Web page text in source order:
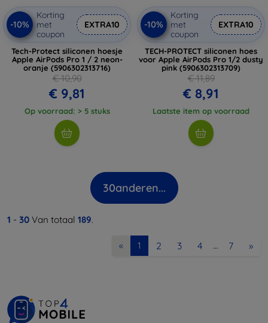
-10%
Korting
met
coupon
EXTRA10
Tech-Protect siliconen hoesje
Apple AirPods Pro 1 / 2 neon-
oranje (5906302313716)
€ 10,90
€ 9,81
Op voorraad: > 5 stuks
-10%
Korting
met
coupon
EXTRA10
TECH-PROTECT siliconen hoes
voor Apple AirPods Pro 1/2 dusty
pink (5906302313709)
€ 11,89
€ 8,91
Laatste item op voorraad
30anderen...
1 - 30 Van totaal 189.
« 1 2 3 4 … 7 »